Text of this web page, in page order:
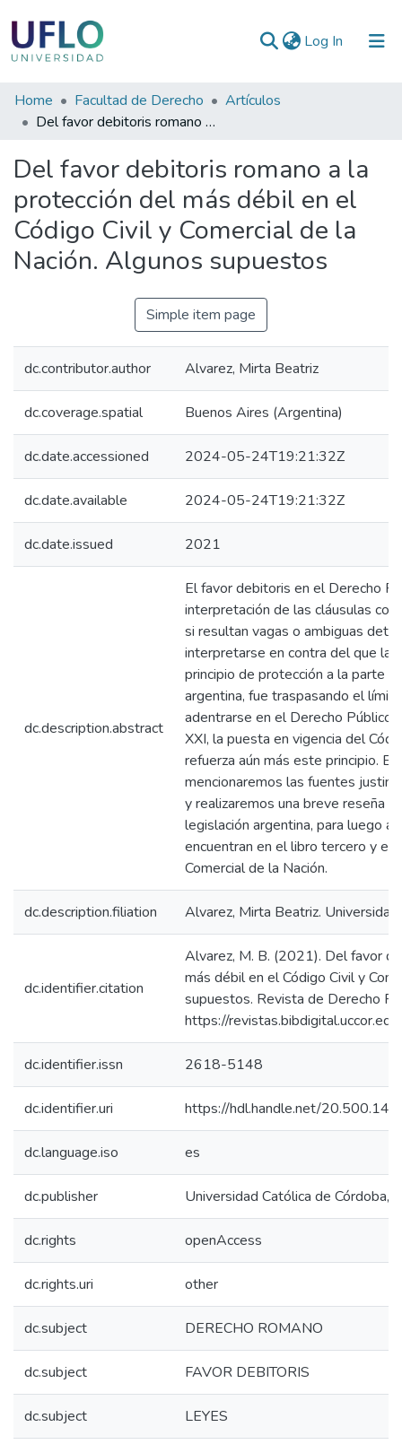
Log In (current)
Communities
&
All of RIUFLO
Statistics
Home Facultad de Derecho
Artículos
Del favor debitoris romano a la protección del más débil en el Código Civil y Comercial de la Nación. Algunos supuestos
Del favor debitoris romano a la
protección del más débil en el
Código Civil y Comercial de la
Nación. Algunos supuestos
Simple item page
dc.contributor.author Alvarez, Mirta Beatriz
dc.coverage.spatial Buenos Aires (Argentina)
dc.date.accessioned 2024-05-24T19:21:32Z
dc.date.available 2024-05-24T19:21:32Z
dc.date.issued 2021
dc.description.abstract
El favor debitoris en el Derecho
interpretación de las cláusulas
si resultan vagas o ambiguas
interpretarse en contra del que
principio de protección a la parte
argentina, fue traspasando el
adentrarse en el Derecho Público
XXI, la puesta en vigencia del
refuerza aún más este principio.
mencionaremos las fuentes
y realizaremos una breve reseña
legislación argentina, para luego
encuentran en el libro tercero y
Comercial de la Nación.
dc.description.filiation Alvarez, Mirta Beatriz.
dc.identifier.citation
Alvarez, M. B. (2021). Del favor
más débil en el Código Civil y
supuestos. Revista de Derecho
https://
dc.identifier.issn 2618-5148
dc.identifier.uri https://hdl.handle.net/
dc.language.iso es
dc.publisher Universidad Católica de Córdoba,
dc.rights openAccess
dc.rights.uri other
dc.subject DERECHO ROMANO
dc.subject FAVOR DEBITORIS
dc.subject LEYES